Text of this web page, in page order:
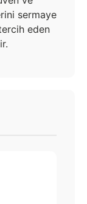
sermaye
eden